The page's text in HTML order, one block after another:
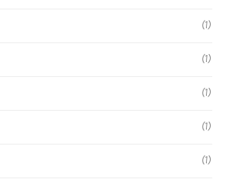
(1)
(1)
(1)
(1)
(1)